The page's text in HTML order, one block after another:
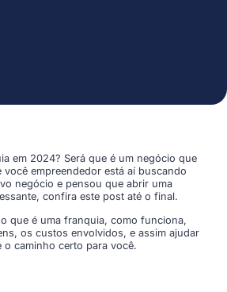
em 2024? Será que é um negócio que
você empreendedor está aí buscando
negócio e pensou que abrir uma
confira este post até o final.
que é uma franquia, como funciona,
os custos envolvidos, e assim ajudar
o caminho certo para você.